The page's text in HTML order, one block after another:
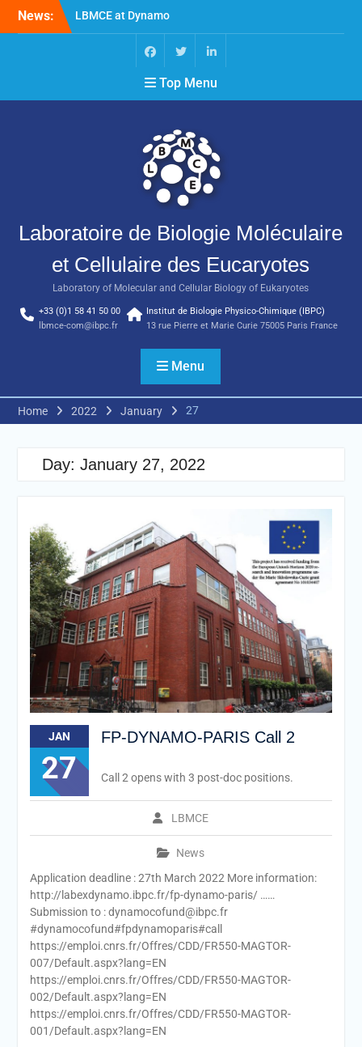
News:
LBMCE at Dynamo
Symposium
LBMCE at Yeast Meeting
New publication of the
team Molecular
Chaperones and
Assemblies Biogenesis
Top Menu
Laboratoire de Biologie Moléculaire
et Cellulaire des Eucaryotes
Laboratory of Molecular and Cellular Biology of Eukaryotes
+33 (0)1 58 41 50 00
lbmce-com@ibpc.fr
Institut de Biologie Physico-Chimique (IBPC)
13 rue Pierre et Marie Curie 75005 Paris France
Menu
Home 2022 January 27
Day: January 27, 2022
JAN
27
FP-DYNAMO-PARIS Call 2
LBMCE
News
Call 2 opens with 3 post-doc positions.
Application deadline : 27th March 2022 More information:
http://labexdynamo.ibpc.fr/fp-dynamo-paris/ ……
Submission to : dynamocofund@ibpc.fr
#dynamocofund#fpdynamoparis#call
https://emploi.cnrs.fr/Offres/CDD/FR550-MAGTOR-
007/Default.aspx?lang=EN
https://emploi.cnrs.fr/Offres/CDD/FR550-MAGTOR-
002/Default.aspx?lang=EN
https://emploi.cnrs.fr/Offres/CDD/FR550-MAGTOR-
001/Default.aspx?lang=EN